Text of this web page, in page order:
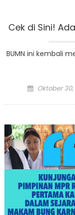
Cek di Sini!
BUMN ini kembali
Posted
Oktober 30,